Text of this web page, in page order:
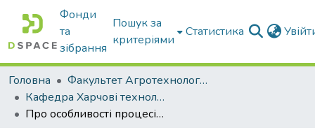
Фонди
та
зібрання
Пошук за
критеріями
Статистика
Головна
Факультет Агротехнологій та екології
Кафедра Харчові технологіі та готельно-ресторанна справа
Про особливості процесів ліпопероксидації і формування ферментативної системи антиоксидантного захисту на тлі різної забезпеченності інкубаційних яєць вітаміном А і B-каротином